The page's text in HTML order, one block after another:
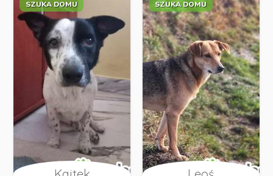
SZUKA DOMU
SZUKA DOMU